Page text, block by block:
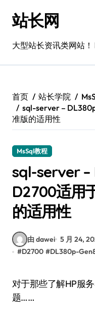
站长网
大型站长资讯类网站
首页 站长学院
sql-server –
准版的适用性
MsSql教程
sql-server –
D2700适用
的适用性
由 dawei 5 月 24,
#D2700 #DL380p-
对于那些了解HP服务器性能和SQL的人来说,这个问
题……